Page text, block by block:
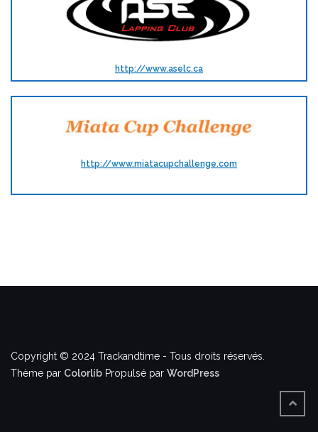
http://www.aselc.ca
http://www.miatacupchallenge.com
Copyright © 2024 Trackandtime - Tous droits réservés.
Thème par Colorlib Propulsé par WordPress